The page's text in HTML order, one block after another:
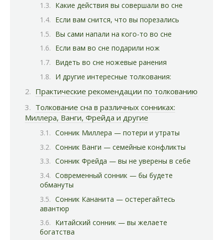
Какие действия вы совершали во сне
Если вам снится, что вы порезались
Вы сами напали на кого-то во сне
Если вам во сне подарили нож
Видеть во сне ножевые ранения
И другие интересные толкования:
Практические рекомендации по толкованию
Толкование сна в различных сонниках:
Миллера, Ванги, Фрейда и другие
Сонник Миллера — потери и утраты
Сонник Ванги — семейные конфликты
Сонник Фрейда — вы не уверены в себе
Современный сонник — бы будете
обмануты
Сонник Кананита — остерегайтесь
авантюр
Китайский сонник — вы желаете
богатства